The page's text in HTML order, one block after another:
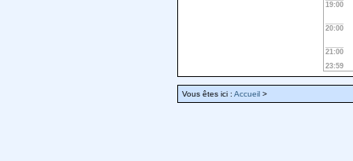
19:00
20:00
21:00
23:59
Vous êtes ici : Accueil >